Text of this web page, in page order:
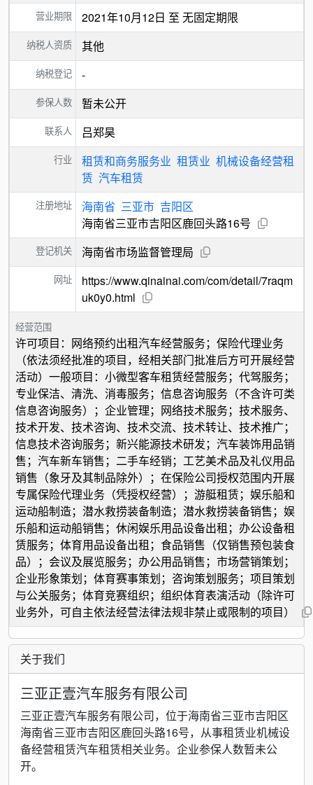
营业期限 2021年10月12日 至 无固定期限
纳税人资质 其他
纳税登记 -
参保人数 暂未公开
联系人 吕郑昊
行业 租赁和商务服务业 租赁业 机械设备经营租
赁 汽车租赁
注册地址 海南省 三亚市 吉阳区
海南省三亚市吉阳区鹿回头路16号
登记机关 海南省市场监督管理局
网址
https://www.qinainai.com/com/detail/7raqm
uk0y0.html
经营范围
许可项目：网络预约出租汽车经营服务；保险代理业务
（依法须经批准的项目，经相关部门批准后方可开展经营
活动）一般项目：小微型客车租赁经营服务；代驾服务；
专业保洁、清洗、消毒服务；信息咨询服务（不含许可类
信息咨询服务）；企业管理；网络技术服务；技术服务、
技术开发、技术咨询、技术交流、技术转让、技术推广；
信息技术咨询服务；新兴能源技术研发；汽车装饰用品销
售；汽车新车销售；二手车经销；工艺美术品及礼仪用品
销售（象牙及其制品除外）；在保险公司授权范围内开展
专属保险代理业务（凭授权经营）；游艇租赁；娱乐船和
运动船制造；潜水救捞装备制造；潜水救捞装备销售；娱
乐船和运动船销售；休闲娱乐用品设备出租；办公设备租
赁服务；体育用品设备出租；食品销售（仅销售预包装食
品）；会议及展览服务；办公用品销售；市场营销策划；
企业形象策划；体育赛事策划；咨询策划服务；项目策划
与公关服务；体育竞赛组织；组织体育表演活动（除许可
业务外，可自主依法经营法律法规非禁止或限制的项目）
关于我们
三亚正壹汽车服务有限公司
三亚正壹汽车服务有限公司，位于海南省三亚市吉阳区
海南省三亚市吉阳区鹿回头路16号，从事租赁业机械设
备经营租赁汽车租赁相关业务。企业参保人数暂未公
开。